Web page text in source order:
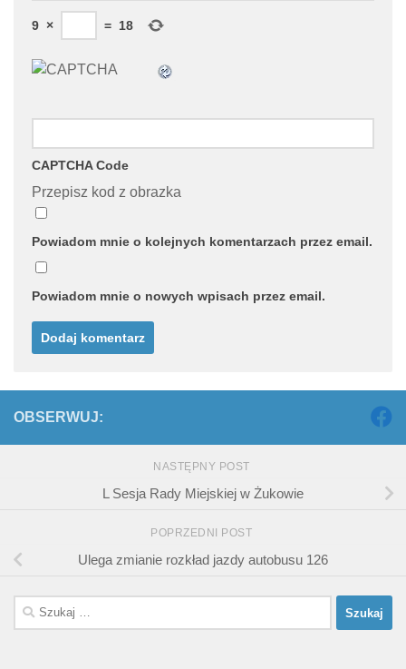
9 × = 18
CAPTCHA Code
Przepisz kod z obrazka
Powiadom mnie o kolejnych komentarzach przez email.
Powiadom mnie o nowych wpisach przez email.
OBSERWUJ:
NASTĘPNY POST
L Sesja Rady Miejskiej w Żukowie
POPRZEDNI POST
Ulega zmianie rozkład jazdy autobusu 126
Szukaj: